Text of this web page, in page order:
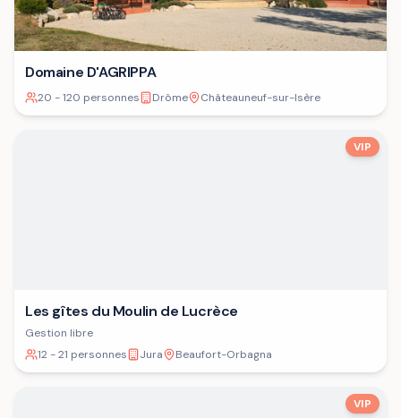
Domaine D'AGRIPPA
20 - 120 personnes Drôme Châteauneuf-sur-Isère
VIP
Les gîtes du Moulin de Lucrèce
Gestion libre
12 - 21 personnes
Jura Beaufort-Orbagna
VIP